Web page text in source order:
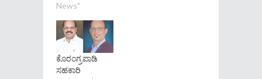
News"
ಕೊರಂಗ್ರಪಾಡಿ
ಸಹಕಾರಿ